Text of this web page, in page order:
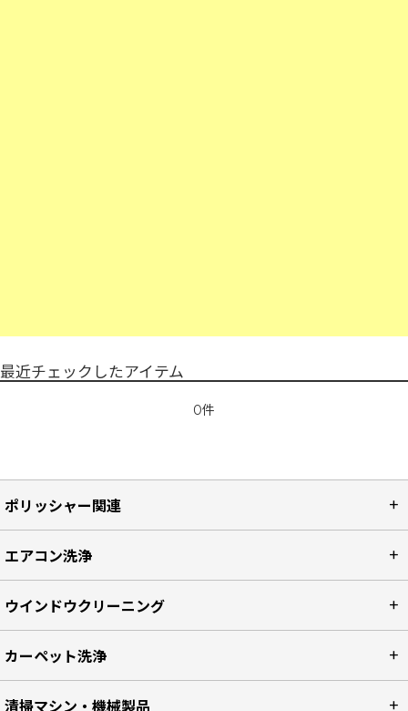
最近チェックしたアイテム
0件
ポリッシャー関連
エアコン洗浄
ウインドウクリーニング
カーペット洗浄
清掃マシン・機械製品